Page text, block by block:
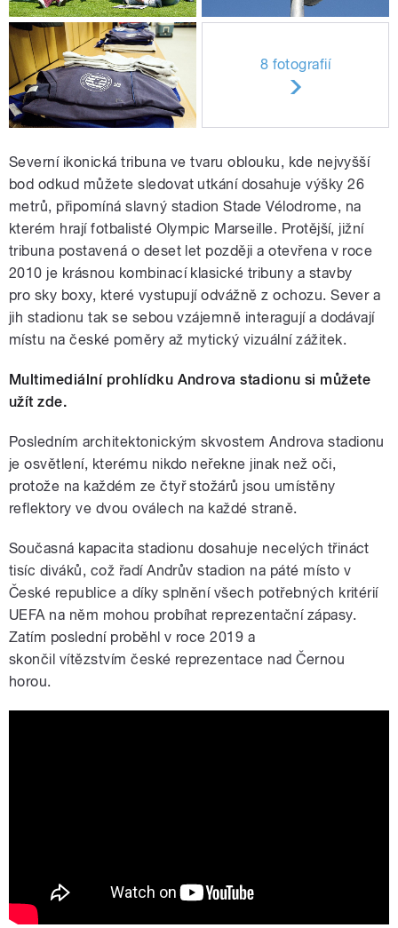
8 fotografií
Severní ikonická tribuna ve tvaru oblouku, kde nejvyšší
bod odkud můžete sledovat utkání dosahuje výšky 26
metrů, připomíná slavný stadion Stade Vélodrome, na
kterém hrají fotbalisté Olympic Marseille. Protější, jižní
tribuna postavená o deset let později a otevřena v roce
2010 je krásnou kombinací klasické tribuny a stavby
pro sky boxy, které vystupují odvážně z ochozu. Sever a
jih stadionu tak se sebou vzájemně interagují a dodávají
místu na české poměry až mytický vizuální zážitek.
Multimediální prohlídku Androva stadionu si můžete
užít zde.
Posledním architektonickým skvostem Androva stadionu
je osvětlení, kterému nikdo neřekne jinak než oči,
protože na každém ze čtyř stožárů jsou umístěny
reflektory ve dvou oválech na každé straně.
Současná kapacita stadionu dosahuje necelých třináct
tisíc diváků, což řadí Andrův stadion na páté místo v
České republice a díky splnění všech potřebných kritérií
UEFA na něm mohou probíhat reprezentační zápasy.
Zatím poslední proběhl v roce 2019 a
skončil vítězstvím české reprezentace nad Černou
horou.